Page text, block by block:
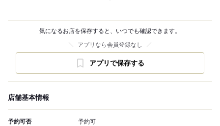
気になるお店を保存すると、いつでも確認できます。
アプリなら会員登録なし
アプリで保存する
店舗基本情報
予約可否 予約可